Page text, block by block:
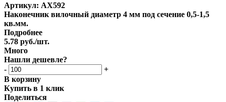
Артикул: AX592
Наконечник вилочный диаметр 4 мм под сечение 0,5-1,5
кв.мм.
Подробнее
5.78 руб./шт.
Много
Нашли дешевле?
-
+
В корзину
Купить в 1 клик
Поделиться